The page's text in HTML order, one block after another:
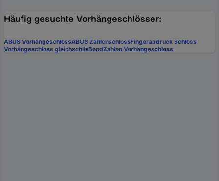
Häufig gesuchte Vorhängeschlösser:
ABUS VorhängeschlossABUS ZahlenschlossFingerabdruck Schloss
Vorhängeschloss gleichschließendZahlen Vorhängeschloss